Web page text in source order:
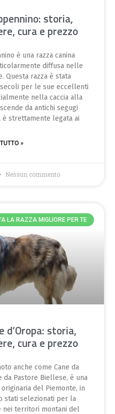
storia,
cura e prezzo
è una razza canina
diffusa nelle
Questa razza è stata
per le sue eccellenti
nella caccia alla
da antichi segugi
strettamente legata ai
»
Nessun commento
LA RAZZA MIGLIORE PER TE
d’Oropa: storia,
cura e prezzo
anche come Cane da
da Pastore Biellese, è una
del Piemonte, in
stati selezionati per la
nei territori montani del